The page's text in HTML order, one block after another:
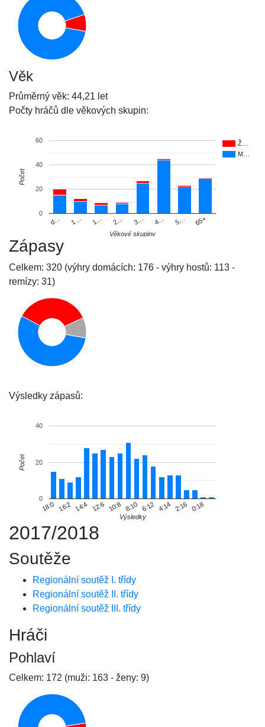
Věk
Průměrný věk: 44,21 let
Počty hráčů dle věkových skupin:
Ž…
M…
d… 1… 1… 2… 3… 4… 5… 65+
0
20
40
60
Věkové skupiny
Počet
Zápasy
Celkem: 320 (výhry domácích: 176 - výhry hostů: 113 -
remízy: 31)
Výsledky zápasů:
18:0 16:2 14:4 12:6 10:8 8:10 6:12 4:14 2:16 0:18
0
20
40
Výsledky
Počet
2017/2018
Soutěže
Regionální soutěž I. třídy
Regionální soutěž II. třídy
Regionální soutěž III. třídy
Hráči
Pohlaví
Celkem: 172 (muži: 163 - ženy: 9)